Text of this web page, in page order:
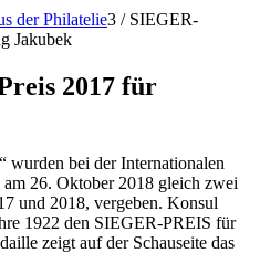
der Philatelie3 / SIEGER-
Jakubek
2017 für
wurden bei der Internationalen
26. Oktober 2018 gleich zwei
und 2018, vergeben. Konsul
1922 den SIEGER-PREIS für
zeigt auf der Schauseite das